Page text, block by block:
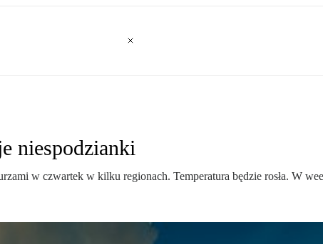
niespodzianki
w czwartek w kilku regionach. Temperatura będzie rosła. W